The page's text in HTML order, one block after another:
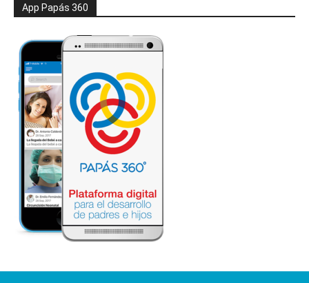
App Papás 360